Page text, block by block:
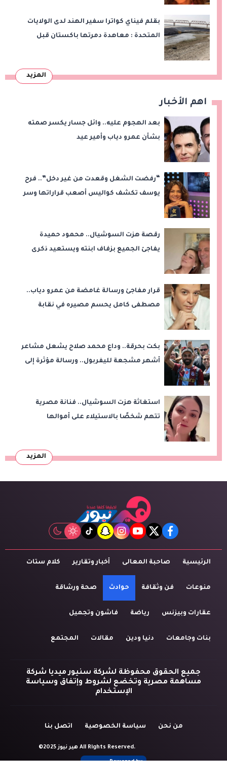
بقلم فيناي كواترا سفير الهند لدى الولايات
المتحدة : معاهدة دمرتها باكستان قبل
المزيد
اهم الأخبار
بعد الهجوم عليه.. وائل جسار يكسر صمته
بشأن عمرو دياب وأمير عيد
“رفضت الشغل وقعدت من غير دخل”.. فرح
يوسف تكشف كواليس أصعب قراراتها وسر
رقصة هزت السوشيال.. محمود حميدة
يفاجئ الجميع بزفاف ابنته ويستعيد ذكرى
قرار مفاجئ ورسالة غامضة من عمرو دياب..
مصطفى كامل يحسم مصيره في نقابة
بكت بحرقة.. وداع محمد صلاح يشعل مشاعر
أشهر مشجعة لليفربول.. ورسالة مؤثرة إلى
استغاثة هزت السوشيال.. فنانة مصرية
تتهم شخصًا بالاستيلاء على أموالها
المزيد
facebook
twitter
youtube
instagram
snapchat
tiktok
الرئيسية صاحبة المعالى أخبار وتقارير كلام ستات
منوعات فن وثقافة حوادث صحة ورشاقة
عقارات وبيزنس رياضة فاشون وتجميل
بنات وجامعات دنيا ودين مقالات المجتمع
جميع الحقوق محفوظة لشركة سنيور ميديا شركة
مساهمة مصرية وتخضع لشروط وإتفاق وسياسة
الإستخدام
من نحن سياسة الخصوصية اتصل بنا
©2025 هير نيوز All Rights Reserved.
Powered by